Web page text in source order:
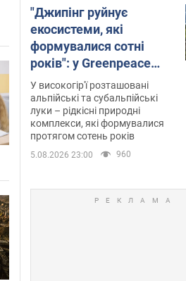
"Джипінг руйнує
екосистеми, які
формувалися сотні
років": у Greenpeace
забили на сполох
У високогір'ї розташовані
альпійські та субальпійські
луки – рідкісні природні
комплекси, які формувалися
протягом сотень років
5.08.2026 23:00 960